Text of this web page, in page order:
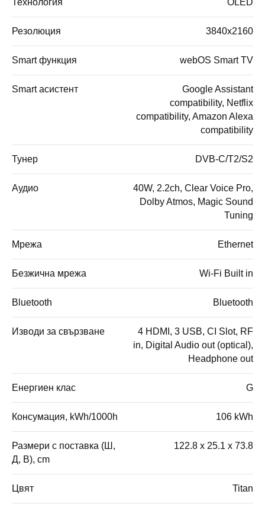
Технология OLED
Резолюция 3840x2160
Smart функция webOS Smart TV
Smart асистент
Google Assistant
compatibility, Netflix
compatibility, Amazon Alexa
compatibility
Тунер DVB-C/T2/S2
Аудио
40W, 2.2ch, Clear Voice Pro,
Dolby Atmos, Magic Sound
Tuning
Мрежа Ethernet
Безжична мрежа Wi-Fi Built in
Bluetooth Bluetooth
Изводи за свързване
4 HDMI, 3 USB, CI Slot, RF
in, Digital Audio out (optical),
Headphone out
Енергиен клас G
Консумация, kWh/1000h 106 kWh
Размери с поставка (Ш,
Д, В), cm
122.8 x 25.1 x 73.8
Цвят Titan